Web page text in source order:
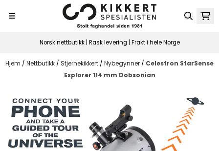
Norsk nettbutikk | Rask levering | Frakt i hele Norge
Hjem / Nettbutikk / Stjernekikkert / Nybegynner / Celestron StarSense
Explorer 114 mm Dobsonian